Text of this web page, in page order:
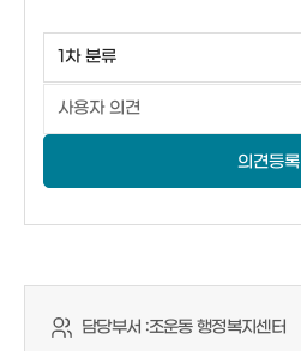
의견등록
담당부서 :조운동 행정복지센터